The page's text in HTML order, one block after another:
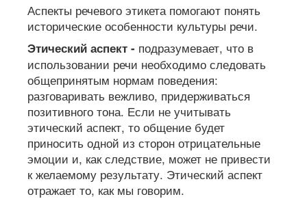
Аспекты речевого этикета помогают понять
исторические особенности культуры речи.
Этический аспект - подразумевает, что в
использовании речи необходимо следовать
общепринятым нормам поведения:
разговаривать вежливо, придерживаться
позитивного тона. Если не учитывать
этический аспект, то общение будет
приносить одной из сторон отрицательные
эмоции и, как следствие, может не привести
к желаемому результату. Этический аспект
отражает то, как мы говорим.